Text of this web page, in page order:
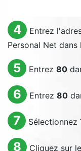
4
Entrez
Personal Net dans
5 Entrez 80
6 Entrez 80
7 Sélectionnez
8 Cliquez sur